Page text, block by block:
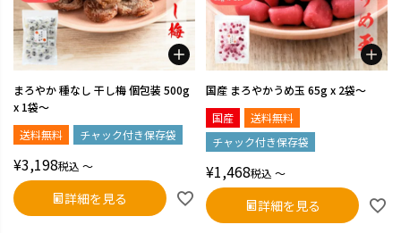
まろやか 種なし 干し梅 個包装 500g
x 1袋～
送料無料
チャック付き保存袋
¥3,198税込 〜
詳細を見る
国産 まろやかうめ玉 65g x 2袋～
国産
送料無料
チャック付き保存袋
¥1,468税込 〜
詳細を見る